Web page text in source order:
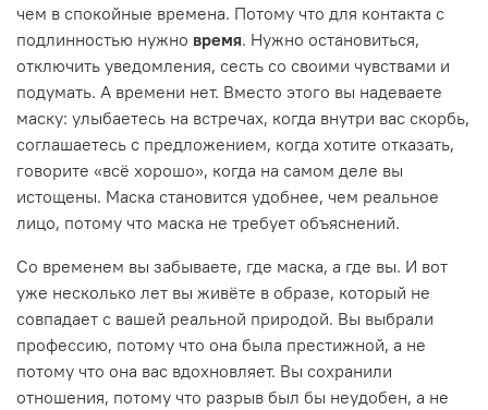
чем в спокойные времена. Потому что для контакта с
подлинностью нужно время. Нужно остановиться,
отключить уведомления, сесть со своими чувствами и
подумать. А времени нет. Вместо этого вы надеваете
маску: улыбаетесь на встречах, когда внутри вас скорбь,
соглашаетесь с предложением, когда хотите отказать,
говорите «всё хорошо», когда на самом деле вы
истощены. Маска становится удобнее, чем реальное
лицо, потому что маска не требует объяснений.
Со временем вы забываете, где маска, а где вы. И вот
уже несколько лет вы живёте в образе, который не
совпадает с вашей реальной природой. Вы выбрали
профессию, потому что она была престижной, а не
потому что она вас вдохновляет. Вы сохранили
отношения, потому что разрыв был бы неудобен, а не